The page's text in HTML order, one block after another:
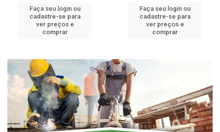
Faça seu login ou
cadastre-se para
ver preços e
comprar
Faça seu login ou
cadastre-se para
ver preços e
comprar